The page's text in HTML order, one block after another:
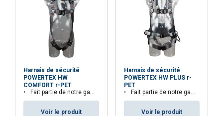
Harnais de sécurité
POWERTEX HW
COMFORT r-PET
Fait partie de notre gamme Aspire™. 33,3% de matières recyclées
Voir le produit
Harnais de sécurité
POWERTEX HW PLUS r-
PET
Fait partie de notre gamme Aspire™. 29,1% de matières recyclées
Voir le produit